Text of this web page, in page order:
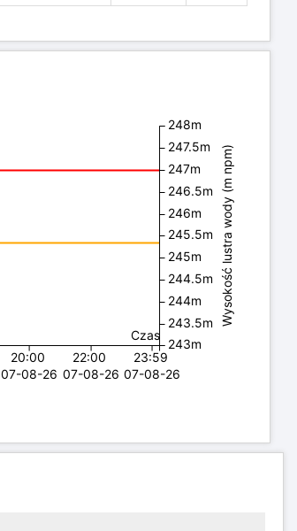
Czas
20:00
07-08-26
22:00
07-08-26
23:59
07-08-26
Wysokość lustra wody (m npm)
243m
243.5m
244m
244.5m
245m
245.5m
246m
246.5m
247m
247.5m
248m